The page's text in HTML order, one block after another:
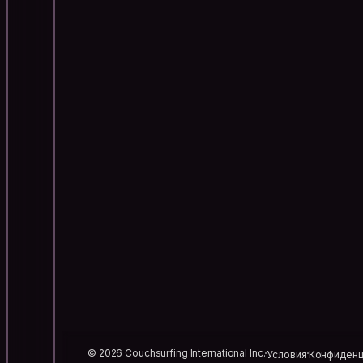
© 2026 Couchsurfing International Inc.Условия